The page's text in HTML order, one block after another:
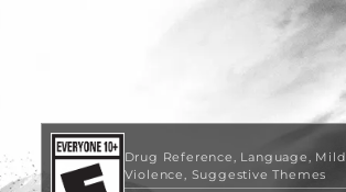
Drug Reference Language
Mild
Violence
Suggestive Themes